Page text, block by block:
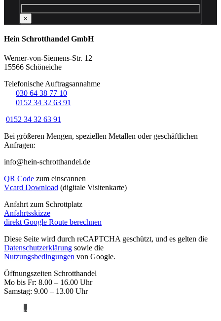
×
Hein Schrotthandel GmbH
Werner-von-Siemens-Str. 12
15566 Schöneiche
Telefonische Auftragsannahme
030 64 38 77 10
0152 34 32 63 91
0152 34 32 63 91
Bei größeren Mengen, speziellen Metallen oder geschäftlichen
Anfragen:
info@hein-schrotthandel.de
QR Code zum einscannen
Vcard Download (digitale Visitenkarte)
Anfahrt zum Schrottplatz
Anfahrtsskizze
direkt Google Route berechnen
Diese Seite wird durch reCAPTCHA geschützt, und es gelten die
Datenschutzerklärung sowie die
Nutzungsbedingungen von Google.
Öffnungszeiten Schrotthandel
Mo bis Fr: 8.00 – 16.00 Uhr
Samstag: 9.00 – 13.00 Uhr